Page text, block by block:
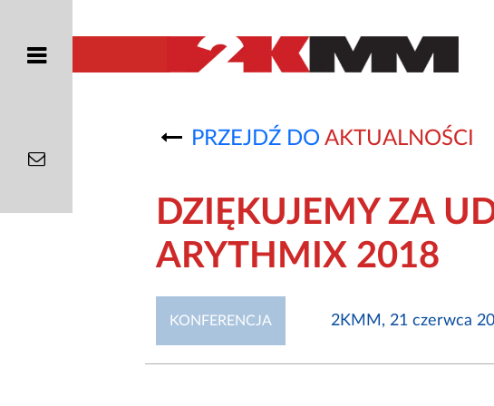
PRZEJDŹ DO AKTUALNOŚCI
DZIĘKUJEMY ZA
ARYTHMIX 2018
KONFERENCJA 2KMM, 21 czerwca